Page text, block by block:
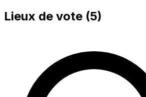
Lieux de vote (5)